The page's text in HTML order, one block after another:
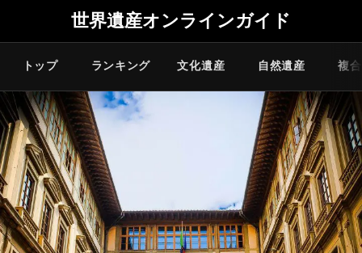
世界遺産オンラインガイド
トップ ランキング 文化遺産 自然遺産 複